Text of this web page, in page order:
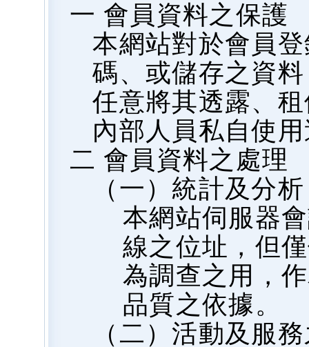
一 會員資料之保護
本網站對於會員
碼、或儲存之資
任意將其透露、
內部人員私自使
二 會員資料之處理
（一）統計及分析
本網站伺服器
線之位址，但
為調查之用，
品質之依據。
（二）活動及服